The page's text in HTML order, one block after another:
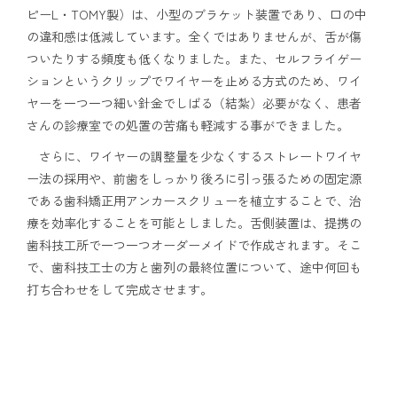
ピーL・TOMY製）は、小型のブラケット装置であり、口の中
の違和感は低減しています。全くではありませんが、舌が傷
ついたりする頻度も低くなりました。また、セルフライゲー
ションというクリップでワイヤーを止める方式のため、ワイ
ヤーを一つ一つ細い針金でしばる（結紮）必要がなく、患者
さんの診療室での処置の苦痛も軽減する事ができました。
さらに、ワイヤーの調整量を少なくするストレートワイヤ
ー法の採用や、前歯をしっかり後ろに引っ張るための固定源
である歯科矯正用アンカースクリューを植立することで、治
療を効率化することを可能としました。舌側装置は、提携の
歯科技工所で一つ一つオーダーメイドで作成されます。そこ
で、歯科技工士の方と歯列の最終位置について、途中何回も
打ち合わせをして完成させます。